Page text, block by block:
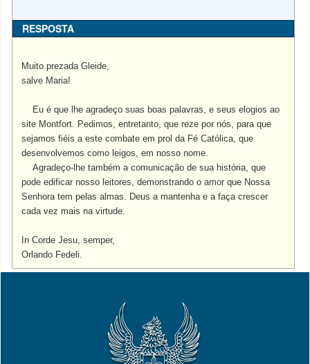
RESPOSTA
Muito prezada Gleide,
salve Maria!
Eu é que lhe agradeço suas boas palavras, e seus elogios ao
site Montfort. Pedimos, entretanto, que reze por nós, para que
sejamos fiéis a este combate em prol da Fé Católica, que
desenvolvemos como leigos, em nosso nome.
Agradeço-lhe também a comunicação de sua história, que
pode edificar nosso leitores, demonstrando o amor que Nossa
Senhora tem pelas almas. Deus a mantenha e a faça crescer
cada vez mais na virtude.
In Corde Jesu, semper,
Orlando Fedeli.